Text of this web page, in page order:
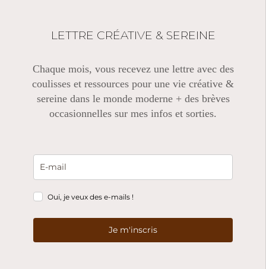
LETTRE CRÉATIVE & SEREINE
Chaque mois, vous recevez une lettre avec des
coulisses et ressources pour une vie créative &
sereine dans le monde moderne + des brèves
occasionnelles sur mes infos et sorties.
Oui, je veux des e-mails !
Je m'inscris